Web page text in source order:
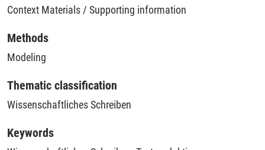
Context Materials / Supporting information
Methods
Modeling
Thematic classification
Wissenschaftliches Schreiben
Keywords